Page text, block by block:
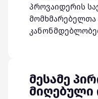
პროვაიდერის
მესამე
მიღებული